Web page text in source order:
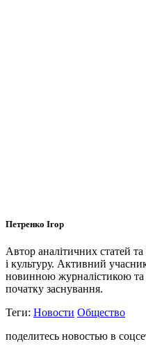
Петренко Ігор
Автор аналітичних статей
і культуру. Активний
новинною журналістикою та
початку заснування.
Теги: Новости Общество
поделитесь новостью в